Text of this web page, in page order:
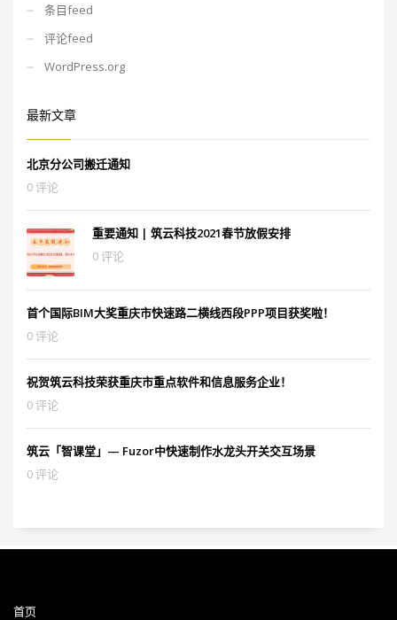
条目feed
评论feed
WordPress.org
最新文章
北京分公司搬迁通知
0 评论
重要通知 | 筑云科技2021春节放假安排
0 评论
首个国际BIM大奖重庆市快速路二横线西段PPP项目获奖啦！
0 评论
祝贺筑云科技荣获重庆市重点软件和信息服务企业！
0 评论
筑云「智课堂」— Fuzor中快速制作水龙头开关交互场景
0 评论
首页